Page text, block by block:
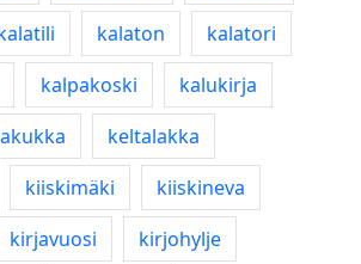
kalaton
kalatori
kalpakoski
kalukirja
keltalakka
kiiskimäki
kiiskineva
kirjavuosi
kirjohylje